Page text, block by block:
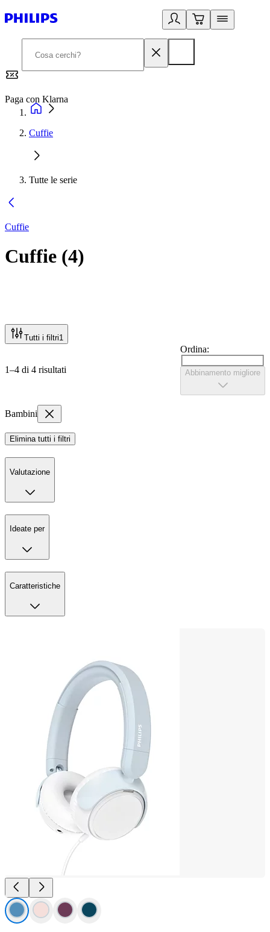
Paga con Klarna
Cuffie
Tutte le serie
Cuffie
Cuffie (4)
Tutti i filtri1
1–4 di 4 risultati
Ordina:
Abbinamento migliore
Bambini
Elimina tutti i filtri
Valutazione
Ideate per
Caratteristiche